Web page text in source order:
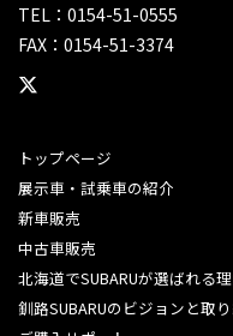
TEL：0154-51-0555
FAX：0154-51-3374
トップページ
展示車・試乗車の紹介
新車販売
中古車販売
北海道でSUBARUが選ばれる
釧路SUBARUのビジョンと取